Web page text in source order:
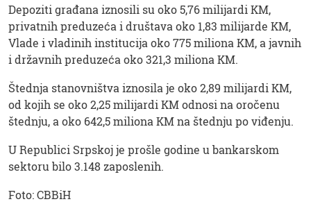
Depoziti građana iznosili su oko 5,76 milijardi KM,
privatnih preduzeća i društava oko 1,83 milijarde KM,
Vlade i vladinih institucija oko 775 miliona KM, a javnih
i državnih preduzeća oko 321,3 miliona KM.
Štednja stanovništva iznosila je oko 2,89 milijardi KM,
od kojih se oko 2,25 milijardi KM odnosi na oročenu
štednju, a oko 642,5 miliona KM na štednju po viđenju.
U Republici Srpskoj je prošle godine u bankarskom
sektoru bilo 3.148 zaposlenih.
Foto: CBBiH